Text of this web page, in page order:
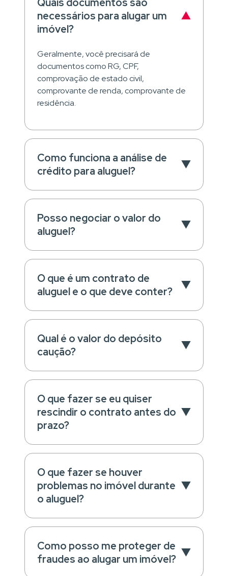
necessários para alugar um
imóvel?
Geralmente, você precisará de
documentos como RG, CPF,
comprovação de estado civil,
comprovante de renda, comprovante de
residência.
Como funciona a análise de
crédito para aluguel?
Posso negociar o valor do
aluguel?
O que é um contrato de
aluguel e o que deve conter?
Qual é o valor do depósito
caução?
O que fazer se eu quiser
rescindir o contrato antes do
prazo?
O que fazer se houver
problemas no imóvel durante
o aluguel?
Como posso me proteger de
fraudes ao alugar um imóvel?